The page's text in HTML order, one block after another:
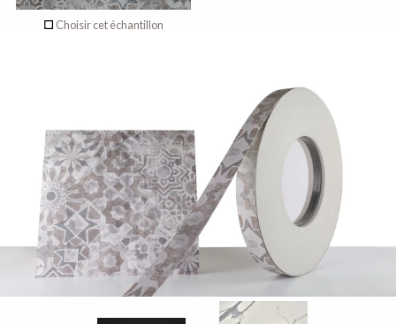
Choisir cet échantillon
Image